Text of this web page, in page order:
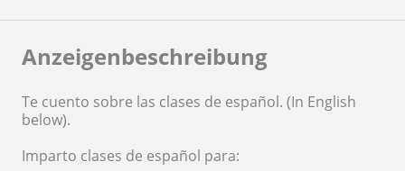
Anzeigenbeschreibung
Te cuento sobre las clases de español. (In English
below).
Imparto clases de español para: